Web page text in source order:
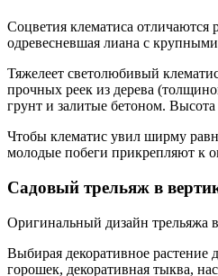
Соцветия клематиса отличаются
одревесневшая лиана с
Тяжелеет светолюбивый
прочных реек из дерева
грунт и залитые бетоном.
Чтобы клематис увил ширму
молодые побеги прикрепляют к
Садовый трельяж в
Оригинальный дизайн трельяжа
Выбирая декоративное растение
горошек, декоративная тыква,